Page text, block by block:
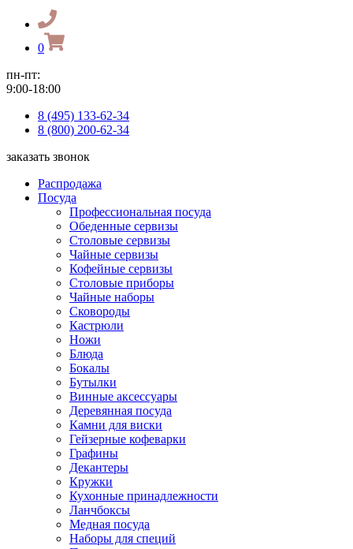
0
пн-пт:
9:00-18:00
8 (495) 133-62-34
8 (800) 200-62-34
заказать звонок
Распродажа
Посуда
Профессиональная посуда
Обеденные сервизы
Столовые сервизы
Чайные сервизы
Кофейные сервизы
Столовые приборы
Чайные наборы
Сковороды
Кастрюли
Ножи
Блюда
Бокалы
Бутылки
Винные аксессуары
Деревянная посуда
Камни для виски
Гейзерные кофеварки
Графины
Декантеры
Кружки
Кухонные принадлежности
Ланчбоксы
Медная посуда
Наборы для специй